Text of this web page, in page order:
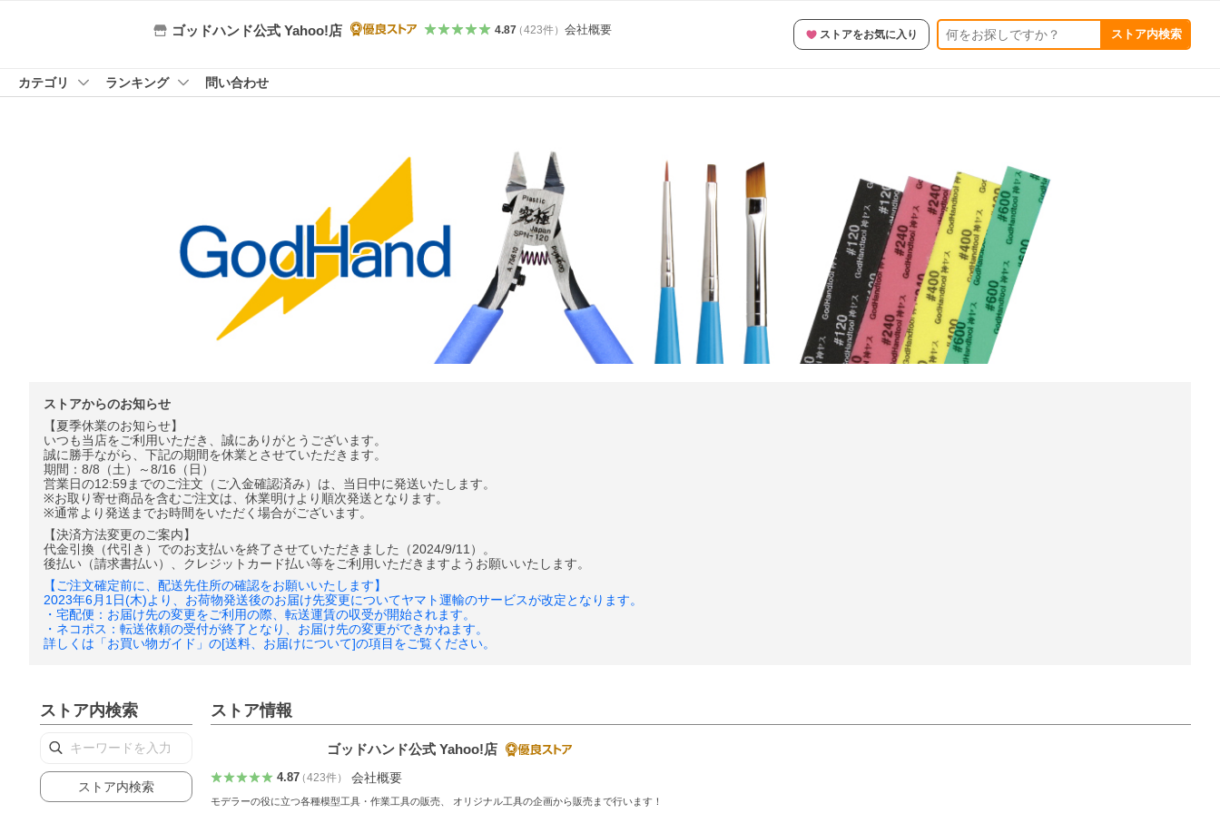
ゴッドハンド公式 Yahoo!店 4.87（423件） 会社概要 ストアをお気に入り ストア内検索
カテゴリ ランキング 問い合わせ
ストアからのお知らせ
【夏季休業のお知らせ】
いつも当店をご利用いただき、誠にありがとうございます。
誠に勝手ながら、下記の期間を休業とさせていただきます。
期間：8/8（土）～8/16（日）
営業日の12:59までのご注文（ご入金確認済み）は、当日中に発送いたします。
※お取り寄せ商品を含むご注文は、休業明けより順次発送となります。
※通常より発送までお時間をいただく場合がございます。
【決済方法変更のご案内】
代金引換（代引き）でのお支払いを終了させていただきました（2024/9/11）。
後払い（請求書払い）、クレジットカード払い等をご利用いただきますようお願いいたします。
【ご注文確定前に、配送先住所の確認をお願いいたします】
2023年6月1日(木)より、お荷物発送後のお届け先変更についてヤマト運輸のサービスが改定となります。
・宅配便：お届け先の変更をご利用の際、転送運賃の収受が開始されます。
・ネコポス：転送依頼の受付が終了となり、お届け先の変更ができかねます。
詳しくは「お買い物ガイド」の[送料、お届けについて]の項目をご覧ください。
ストア内検索
ストア内検索
ストア情報
ゴッドハンド公式 Yahoo!店
4.87（423件） 会社概要
モデラーの役に立つ各種模型工具・作業工具の販売、 オリジナル工具の企画から販売まで行います！